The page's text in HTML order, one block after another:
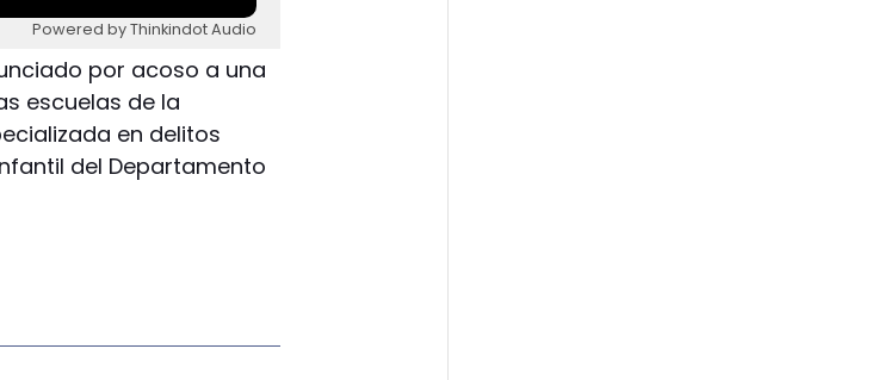
Powered by Thinkindot Audio
por acoso a una
escuelas de la
en delitos
del Departamento